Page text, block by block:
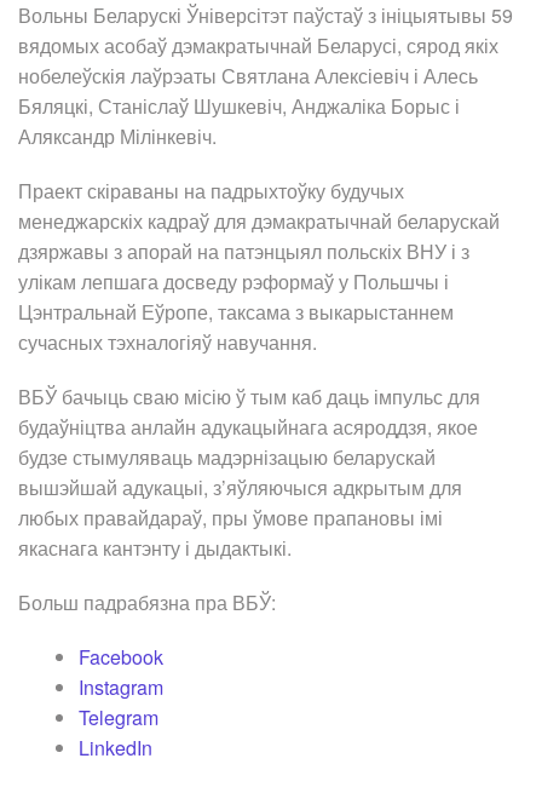
Вольны Беларускі Ўніверсітэт паўстаў з ініцыятывы 59
вядомых асобаў дэмакратычнай Беларусі, сярод якіх
нобелеўскія лаўрэаты Святлана Алексіевіч і Алесь
Бяляцкі, Станіслаў Шушкевіч, Анджаліка Борыс і
Аляксандр Мілінкевіч.
Праект скіраваны на падрыхтоўку будучых
менеджарскіх кадраў для дэмакратычнай беларускай
дзяржавы з апорай на патэнцыял польскіх ВНУ і з
улікам лепшага досведу рэформаў у Польшчы і
Цэнтральнай Еўропе, таксама з выкарыстаннем
сучасных тэхналогіяў навучання.
ВБЎ бачыць сваю місію ў тым каб даць імпульс для
будаўніцтва анлайн адукацыйнага асяроддзя, якое
будзе стымуляваць мадэрнізацыю беларускай
вышэйшай адукацыі, з’яўляючыся адкрытым для
любых правайдараў, пры ўмове прапановы імі
якаснага кантэнту і дыдактыкі.
Больш падрабязна пра ВБЎ:
Facebook
Instagram
Telegram
LinkedIn